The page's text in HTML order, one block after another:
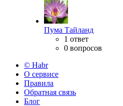
Пума Тайланд
1 ответ
0 вопросов
© Habr
О сервисе
Правила
Обратная связь
Блог